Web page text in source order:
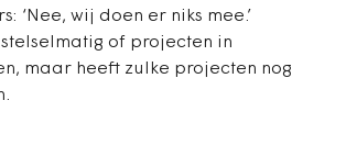
‘Nee, wij doen er niks mee.’
of projecten in
maar heeft zulke projecten nog